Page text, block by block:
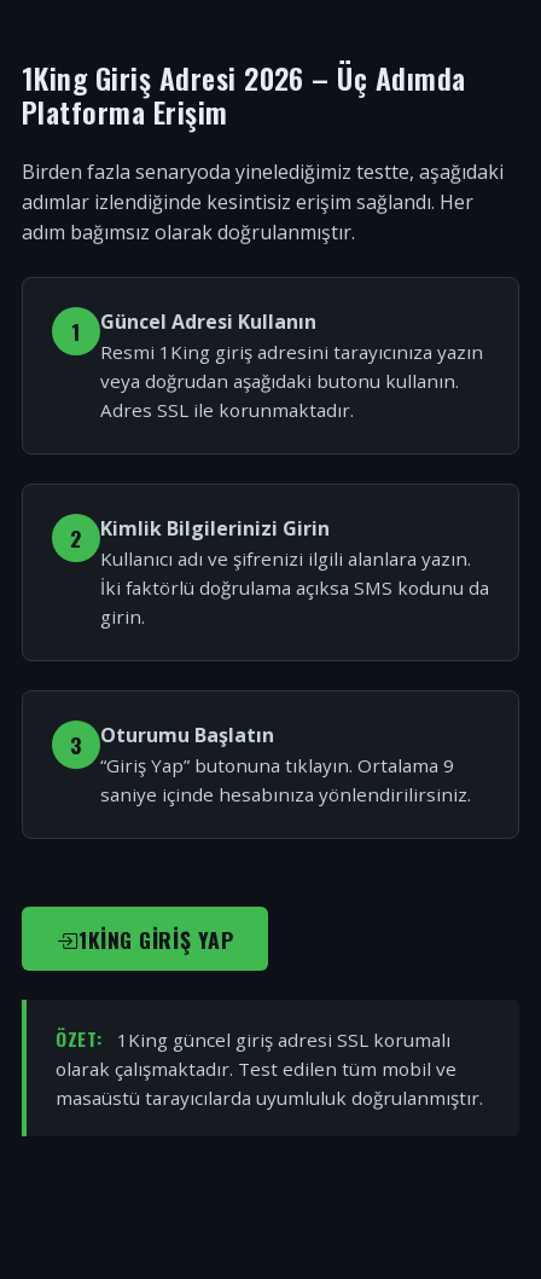
1King Giriş Adresi 2026 – Üç Adımda
Platforma Erişim
Birden fazla senaryoda yinelediğimiz testte, aşağıdaki
adımlar izlendiğinde kesintisiz erişim sağlandı. Her
adım bağımsız olarak doğrulanmıştır.
1 Güncel Adresi Kullanın
Resmi 1King giriş adresini tarayıcınıza yazın
veya doğrudan aşağıdaki butonu kullanın.
Adres SSL ile korunmaktadır.
2 Kimlik Bilgilerinizi Girin
Kullanıcı adı ve şifrenizi ilgili alanlara yazın.
İki faktörlü doğrulama açıksa SMS kodunu da
girin.
3 Oturumu Başlatın
“Giriş Yap” butonuna tıklayın. Ortalama 9
saniye içinde hesabınıza yönlendirilirsiniz.
1KING GIRIŞ YAP
ÖZET:
1King güncel giriş adresi SSL korumalı
olarak çalışmaktadır. Test edilen tüm mobil ve
masaüstü tarayıcılarda uyumluluk doğrulanmıştır.